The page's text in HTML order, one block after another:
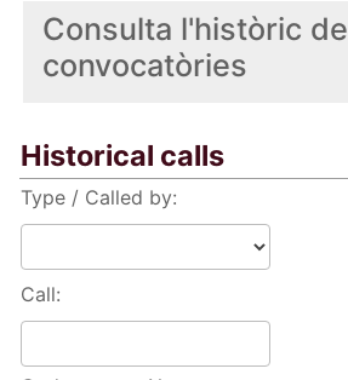
Consulta l'històric de
convocatòries
Historical calls
Type / Called by:
Call: